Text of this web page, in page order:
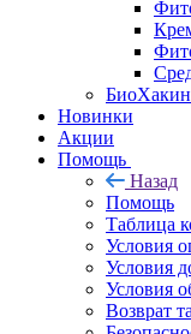
Новинки
Акции
Помощь
Назад
Помощь
Таблица
Условия
Условия
Условия
Возврат